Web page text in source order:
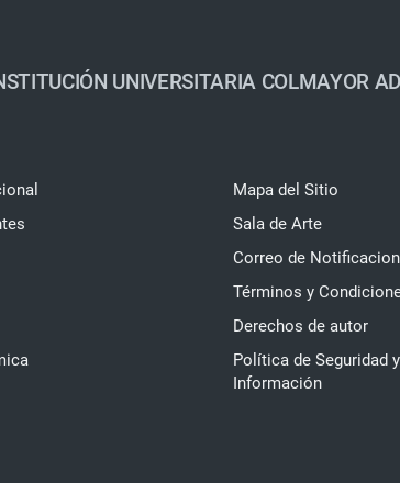
UNIVERSITARIA COLMAYOR
Mapa del Sitio
Sala de Arte
Correo de
Términos y
Derechos de autor
Política de Seguridad
Información